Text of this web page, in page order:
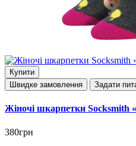
Купити
Швидке замовлення
Задати
Жіночі шкарпетки Socksmith
380грн